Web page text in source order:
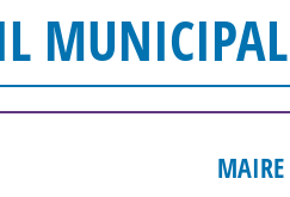
MUNICIPAL
MAIRE